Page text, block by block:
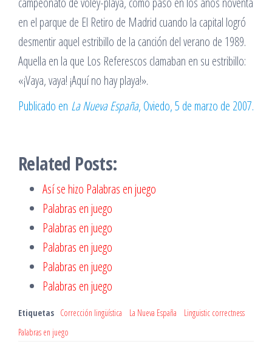
en el parque de El Retiro de Madrid cuando la capital logró
desmentir aquel estribillo de la canción del verano de 1989.
Aquella en la que Los Referescos clamaban en su estribillo:
«¡Vaya, vaya! ¡Aquí no hay playa!».
Publicado en La Nueva España, Oviedo, 5 de marzo de 2007.
Related Posts:
Así se hizo Palabras en juego
Palabras en juego
Palabras en juego
Palabras en juego
Palabras en juego
Palabras en juego
Etiquetas Corrección lingüística La Nueva España
Linguistic correctness
Palabras en juego